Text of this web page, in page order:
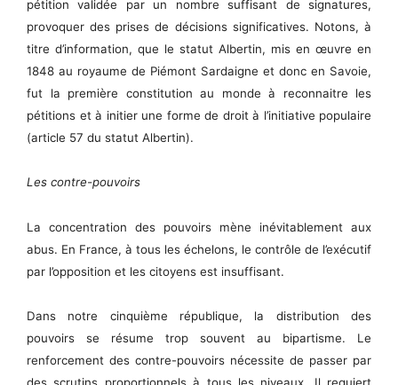
pétition validée par un nombre suffisant de signatures,
provoquer des prises de décisions significatives. Notons, à
titre d’information, que le statut Albertin, mis en œuvre en
1848 au royaume de Piémont Sardaigne et donc en Savoie,
fut la première constitution au monde à reconnaitre les
pétitions et à initier une forme de droit à l’initiative populaire
(article 57 du statut Albertin).
Les contre-pouvoirs
La concentration des pouvoirs mène inévitablement aux
abus. En France, à tous les échelons, le contrôle de l’exécutif
par l’opposition et les citoyens est insuffisant.
Dans notre cinquième république, la distribution des
pouvoirs se résume trop souvent au bipartisme. Le
renforcement des contre-pouvoirs nécessite de passer par